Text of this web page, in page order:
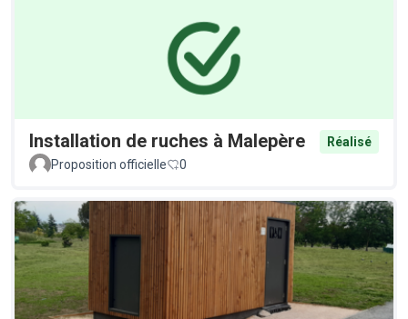
Installation de ruches à Malepère
Réalisé
Proposition officielle
0